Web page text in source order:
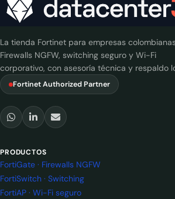
La tienda Fortinet para empresas
Firewalls NGFW, switching seguro y Wi-Fi
corporativo, con asesoría técnica y respaldo
Fortinet Authorized Partner
PRODUCTOS
FortiGate · Firewalls NGFW
FortiSwitch · Switching
FortiAP · Wi-Fi seguro